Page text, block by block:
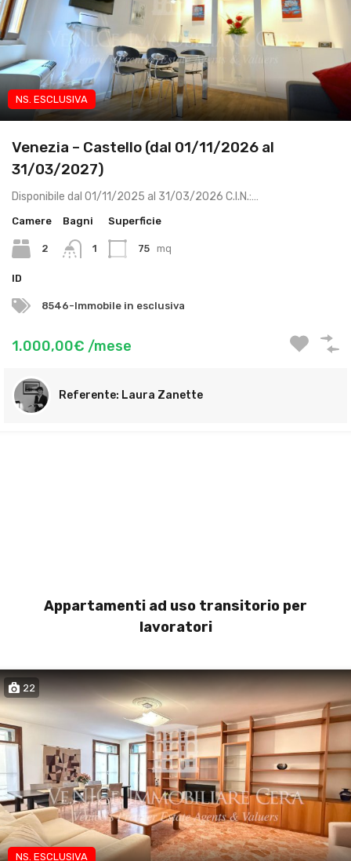
NS. ESCLUSIVA App brevi periodi
Venezia – Castello (dal 01/11/2026 al
31/03/2027)
Disponibile dal 01/11/2025 al 31/03/2026 C.I.N.:…
Camere
2
Bagni
1
Superficie
75 mq
ID
8546-Immobile in esclusiva
1.000,00€ /mese
Laura Zanette
Appartamenti ad uso transitorio per
lavoratori
22
NS. ESCLUSIVA App transitorio lavoratori